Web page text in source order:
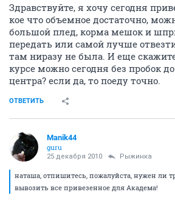
Здравствуйте, я хочу сегодня
кое что объемное достаточно,
большой плед, корма мешок и
передать или самой лучше
там ниразу не была. И еще
курсе можно сегодня без пробок
центра? если да, то поеду точно.
ОТВЕТИТЬ
Manik44
guru
25 декабря 2010 Рыжинка
наташа, отпишитесь, пожалуйста, нужен ли
вывозить все привезенное для Академа!